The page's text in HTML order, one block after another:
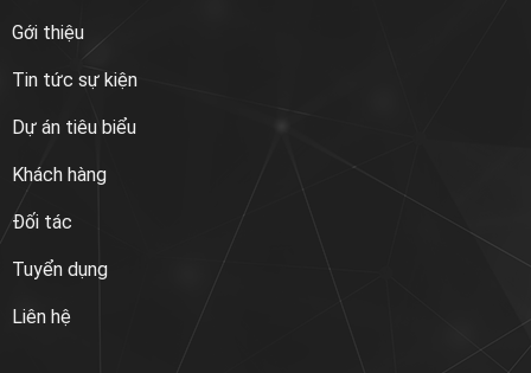
Gới thiệu
Tin tức sự kiện
Dự án tiêu biểu
Khách hàng
Đối tác
Tuyển dụng
Liên hệ